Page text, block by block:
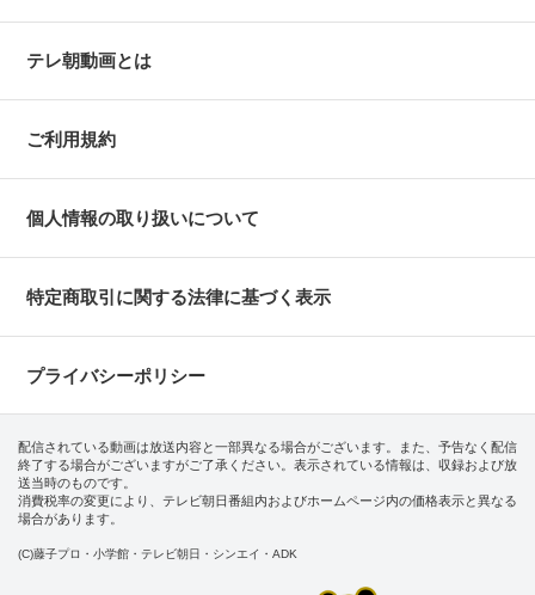
テレ朝動画とは
ご利用規約
個人情報の取り扱いについて
特定商取引に関する法律に基づく表示
プライバシーポリシー
配信されている動画は放送内容と一部異なる場合がございます。また、予告なく配信
終了する場合がございますがご了承ください。表示されている情報は、収録および放
送当時のものです。
消費税率の変更により、テレビ朝日番組内およびホームページ内の価格表示と異なる
場合があります。
(C)藤子プロ・小学館・テレビ朝日・シンエイ・ADK